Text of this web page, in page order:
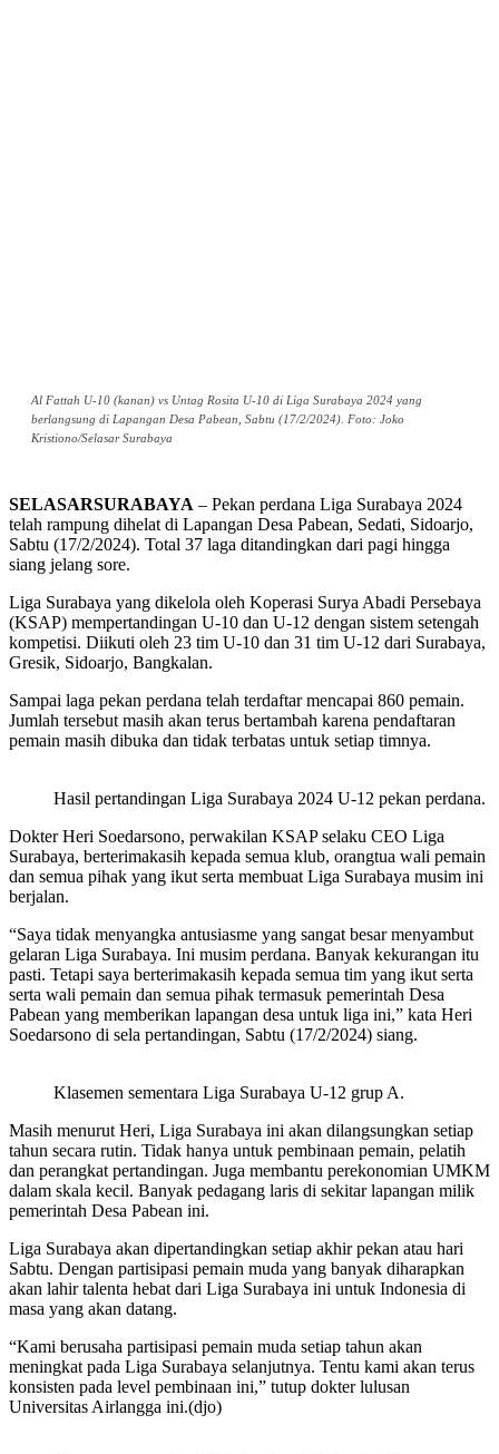
Al Fattah U-10 (kanan) vs Untag Rosita U-10 di Liga Surabaya 2024 yang
berlangsung di Lapangan Desa Pabean, Sabtu (17/2/2024). Foto: Joko
Kristiono/Selasar Surabaya
SELASARSURABAYA – Pekan perdana Liga Surabaya 2024
telah rampung dihelat di Lapangan Desa Pabean, Sedati, Sidoarjo,
Sabtu (17/2/2024). Total 37 laga ditandingkan dari pagi hingga
siang jelang sore.
Liga Surabaya yang dikelola oleh Koperasi Surya Abadi Persebaya
(KSAP) mempertandingan U-10 dan U-12 dengan sistem setengah
kompetisi. Diikuti oleh 23 tim U-10 dan 31 tim U-12 dari Surabaya,
Gresik, Sidoarjo, Bangkalan.
Sampai laga pekan perdana telah terdaftar mencapai 860 pemain.
Jumlah tersebut masih akan terus bertambah karena pendaftaran
pemain masih dibuka dan tidak terbatas untuk setiap timnya.
Hasil pertandingan Liga Surabaya 2024 U-12 pekan perdana.
Dokter Heri Soedarsono, perwakilan KSAP selaku CEO Liga
Surabaya, berterimakasih kepada semua klub, orangtua wali pemain
dan semua pihak yang ikut serta membuat Liga Surabaya musim ini
berjalan.
“Saya tidak menyangka antusiasme yang sangat besar menyambut
gelaran Liga Surabaya. Ini musim perdana. Banyak kekurangan itu
pasti. Tetapi saya berterimakasih kepada semua tim yang ikut serta
serta wali pemain dan semua pihak termasuk pemerintah Desa
Pabean yang memberikan lapangan desa untuk liga ini,” kata Heri
Soedarsono di sela pertandingan, Sabtu (17/2/2024) siang.
Klasemen sementara Liga Surabaya U-12 grup A.
Masih menurut Heri, Liga Surabaya ini akan dilangsungkan setiap
tahun secara rutin. Tidak hanya untuk pembinaan pemain, pelatih
dan perangkat pertandingan. Juga membantu perekonomian UMKM
dalam skala kecil. Banyak pedagang laris di sekitar lapangan milik
pemerintah Desa Pabean ini.
Liga Surabaya akan dipertandingkan setiap akhir pekan atau hari
Sabtu. Dengan partisipasi pemain muda yang banyak diharapkan
akan lahir talenta hebat dari Liga Surabaya ini untuk Indonesia di
masa yang akan datang.
“Kami berusaha partisipasi pemain muda setiap tahun akan
meningkat pada Liga Surabaya selanjutnya. Tentu kami akan terus
konsisten pada level pembinaan ini,” tutup dokter lulusan
Universitas Airlangga ini.(djo)